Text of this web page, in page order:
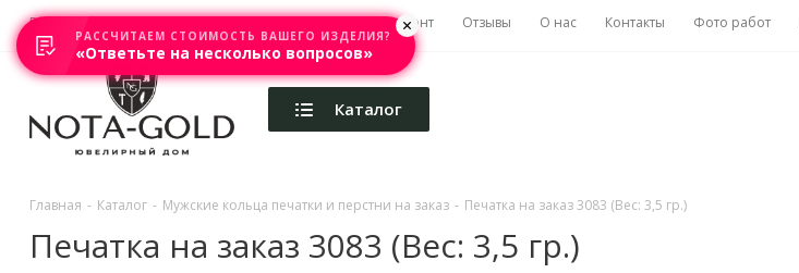
Главная Акции Каталоги Изготовление Ремонт Отзывы О нас Контакты Фото работ
Каталог
Главная - Каталог - Мужские кольца печатки и перстни на заказ - Печатка на заказ 3083 (Вес: 3,5 гр.)
Печатка на заказ 3083 (Вес: 3,5 гр.)
РАССЧИТАЕМ СТОИМОСТЬ ВАШЕГО ИЗДЕЛИЯ?
«Ответьте на несколько вопросов»